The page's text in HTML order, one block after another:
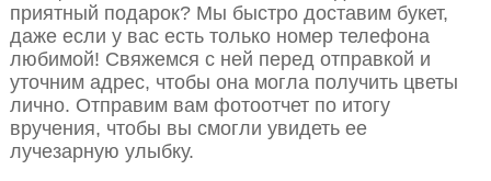
приятный подарок? Мы быстро доставим букет,
даже если у вас есть только номер телефона
любимой! Свяжемся с ней перед отправкой и
уточним адрес, чтобы она могла получить цветы
лично. Отправим вам фотоотчет по итогу
вручения, чтобы вы смогли увидеть ее
лучезарную улыбку.